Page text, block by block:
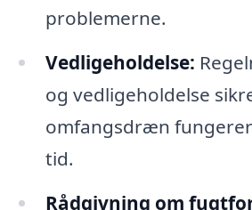
problemerne.
Vedligeholdelse:
og vedligeholdelse
omfangsdræn
tid.
Rådgivning om